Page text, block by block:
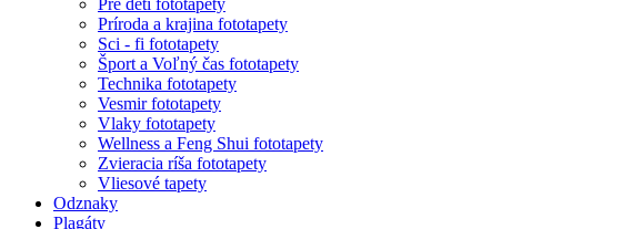
Pre deti fototapety
Príroda a krajina fototapety
Sci - fi fototapety
Šport a Voľný čas fototapety
Technika fototapety
Vesmir fototapety
Vlaky fototapety
Wellness a Feng Shui fototapety
Zvieracia ríša fototapety
Vliesové tapety
Odznaky
Plagáty